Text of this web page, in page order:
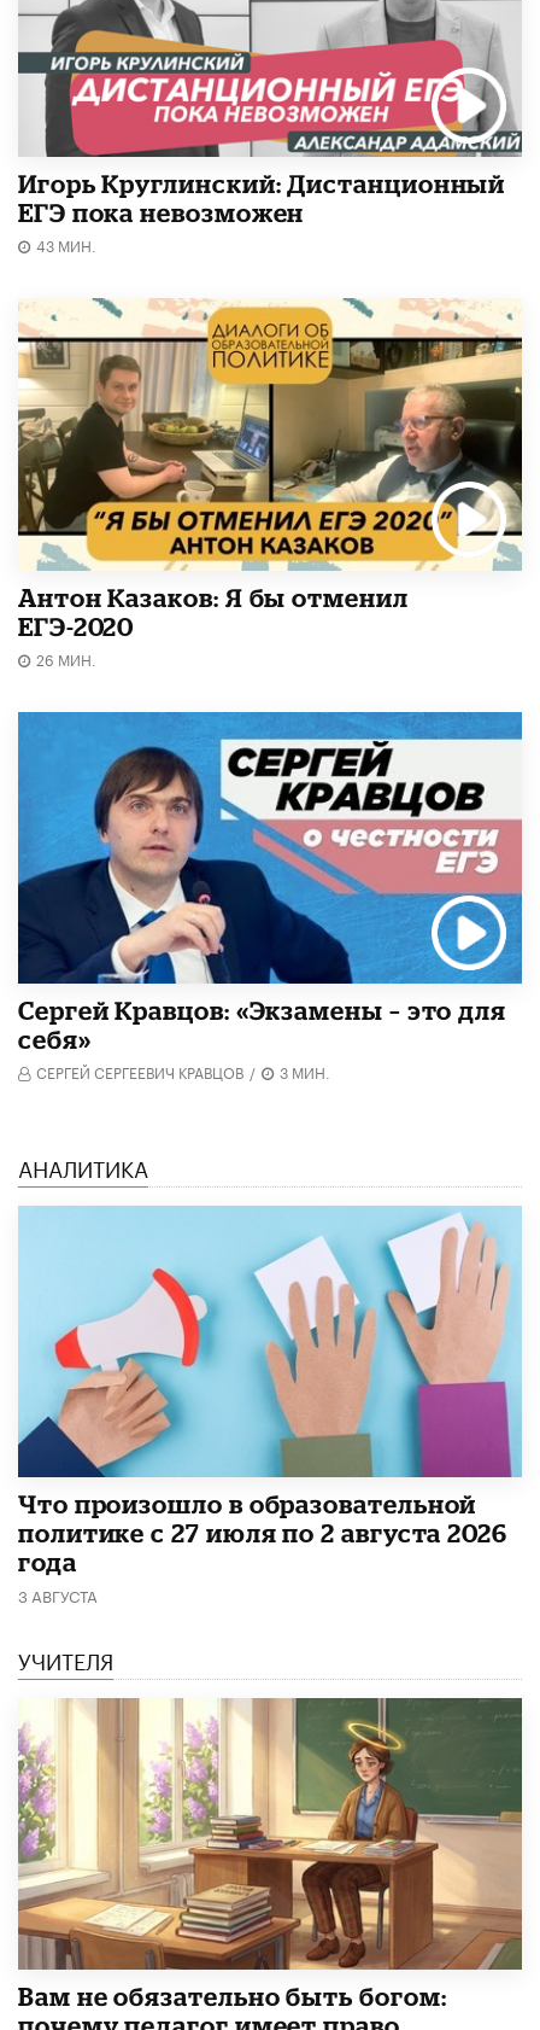
Игорь Круглинский: Дистанционный
ЕГЭ пока невозможен
43 МИН.
Антон Казаков: Я бы отменил
ЕГЭ-2020
26 МИН.
Сергей Кравцов: «Экзамены – это для
себя»
СЕРГЕЙ СЕРГЕЕВИЧ КРАВЦОВ / 3 МИН.
АНАЛИТИКА
​Что произошло в образовательной
политике с 27 июля по 2 августа 2026
года
3 АВГУСТА
УЧИТЕЛЯ
​Вам не обязательно быть богом: